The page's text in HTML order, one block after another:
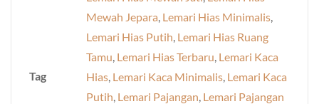
Tag
Mewah Jepara Lemari Hias Minimalis
Lemari Hias Putih Lemari Hias Ruang
Tamu Lemari Hias Terbaru Lemari Kaca
Hias Lemari Kaca Minimalis Lemari Kaca
Putih Lemari Pajangan Lemari Pajangan